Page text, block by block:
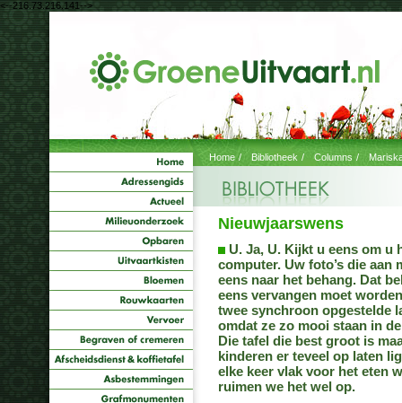
<--216.73.216.141-->
Home / Bibliotheek / Columns /
Nieuwjaarswens
U. Ja, U. Kijkt u eens om u
computer. Uw foto’s die aan
eens naar het behang. Dat
eens vervangen moet
twee synchroon opgestelde
omdat ze zo mooi staan in
Die tafel die best groot is
kinderen er teveel op laten
elke keer vlak voor het eten
ruimen we het wel op.